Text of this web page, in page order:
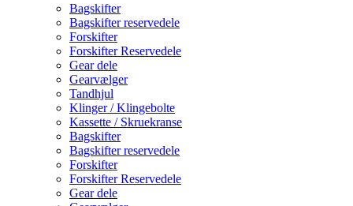
Bagskifter
Bagskifter reservedele
Forskifter
Forskifter Reservedele
Gear dele
Gearvælger
Tandhjul
Klinger / Klingebolte
Kassette / Skruekranse
Bagskifter
Bagskifter reservedele
Forskifter
Forskifter Reservedele
Gear dele